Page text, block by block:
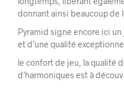
donnant ainsi beaucoup de
Pyramid signe encore ici
et d’une qualité
le confort de jeu, la qualité
d’harmoniques est à